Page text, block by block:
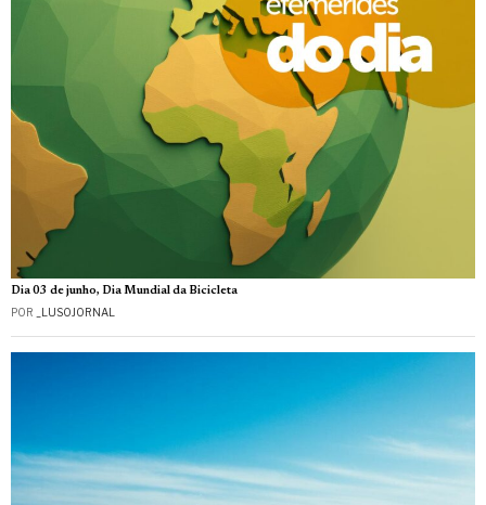
Dia 03 de junho, Dia Mundial da Bicicleta
POR _LUSOJORNAL